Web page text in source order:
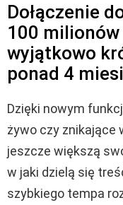
Dołączenie
100
wyjątkowo
ponad 4
Dzięki nowym
żywo czy znikające
jeszcze większą
w jaki dzielą się
szybkiego tempa